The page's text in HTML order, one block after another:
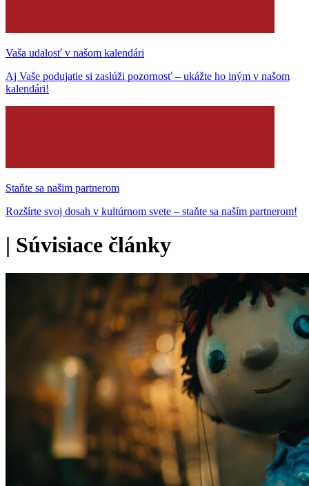
Vaša udalosť v našom kalendári
Aj Vaše podujatie si zaslúži pozornosť – ukážte ho iným v našom
kalendári!
Staňte sa našim partnerom
Rozšírte svoj dosah v kultúrnom svete – staňte sa naším partnerom!
| Súvisiace články